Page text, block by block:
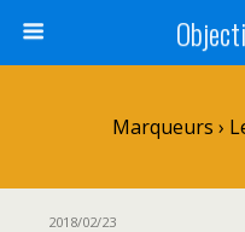
Marqueurs ›
2018/02/23